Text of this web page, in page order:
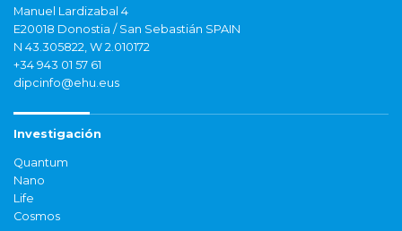
Manuel Lardizabal 4
E20018 Donostia / San Sebastián SPAIN
N 43.305822, W 2.010172
+34 943 01 57 61
dipcinfo@ehu.eus
Investigación
Quantum
Nano
Life
Cosmos